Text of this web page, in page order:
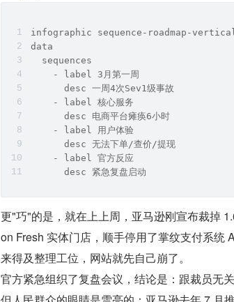
infographic sequence-roadmap-
data
  sequences
    - label 3月第一周
      desc 一周4次Sev1级事故
    - label 核心服务
      desc 电商平台瘫痪6小时
    - label 用户体验
      desc 无法下单/查价/提现
    - label 官方反应
      desc 紧急复盘启动
更"巧"的是，就在上上周，亚马逊刚宣布裁掉
on Fresh 实体门店，顺手停用了掌纹支付系
来得及整理工位，网站就先自己崩了。
官方紧急组织了复盘会议，结论是：跟裁员无